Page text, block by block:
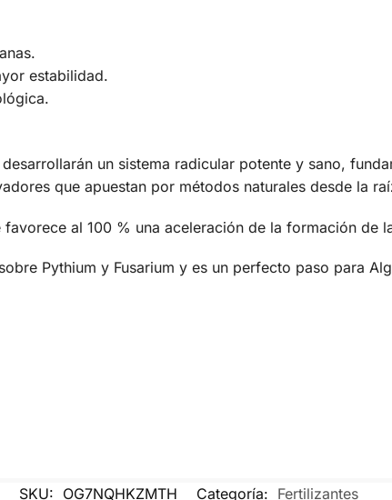
estabilidad.
un sistema radicular potente y sano,
que apuestan por métodos naturales desde la
al 100 % una aceleración de la formación de
Pythium y Fusarium y es un perfecto paso para
SKU: OG7NQHKZMTH Categoría: Fertilizantes